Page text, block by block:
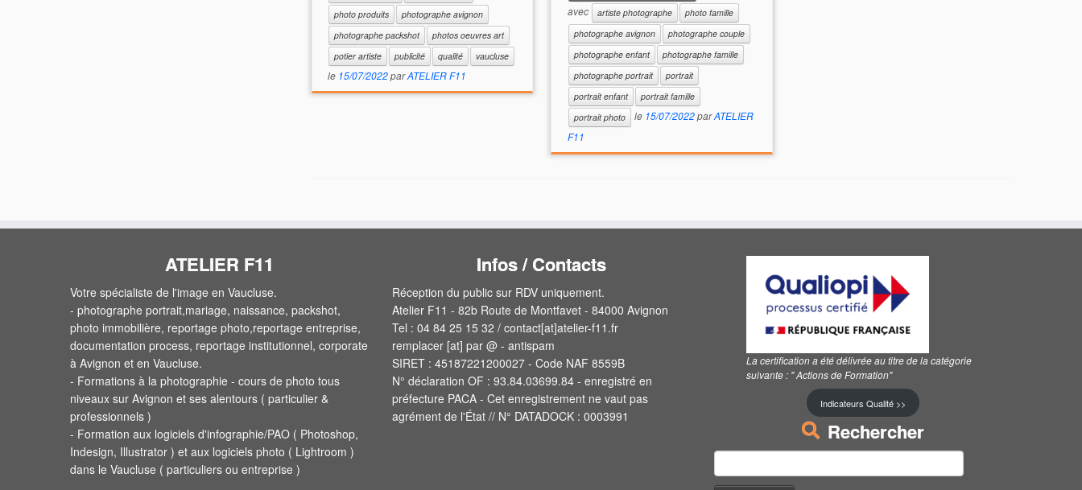
photo produits
photographe avignon
photographe packshot
photos oeuvres art
potier artiste
publicité qualité vaucluse
le 15/07/2022parATELIER F11
avec
artiste photographe
photo famille
photographe avignon
photographe couple
photographe enfant
photographe famille
photographe portrait
portrait
portrait enfant
portrait famille
portrait photo
le 15/07/2022 parATELIER
F11
ATELIER F11
Votre spécialiste de l'image en Vaucluse.
- photographe portrait,mariage, naissance, packshot,
photo immobilière, reportage photo,reportage entreprise,
documentation process, reportage institutionnel, corporate
à Avignon et en Vaucluse.
- Formations à la photographie - cours de photo tous
niveaux sur Avignon et ses alentours ( particulier &
professionnels )
- Formation aux logiciels d'infographie/PAO ( Photoshop,
Indesign, Illustrator ) et aux logiciels photo ( Lightroom )
dans le Vaucluse ( particuliers ou entreprise )
Infos / Contacts
Réception du public sur RDV uniquement.
Atelier F11 - 82b Route de Montfavet - 84000 Avignon
Tel : 04 84 25 15 32 / contact[at]atelier-f11.fr
remplacer [at] par @ - antispam
SIRET : 45187221200027 - Code NAF 8559B
N° déclaration OF : 93.84.03699.84 - enregistré en
préfecture PACA - Cet enregistrement ne vaut pas
agrément de l'État // N° DATADOCK : 0003991
La certification a été délivrée au titre de la catégorie
suivante : " Actions de Formation"
Indicateurs Qualité >>
Rechercher